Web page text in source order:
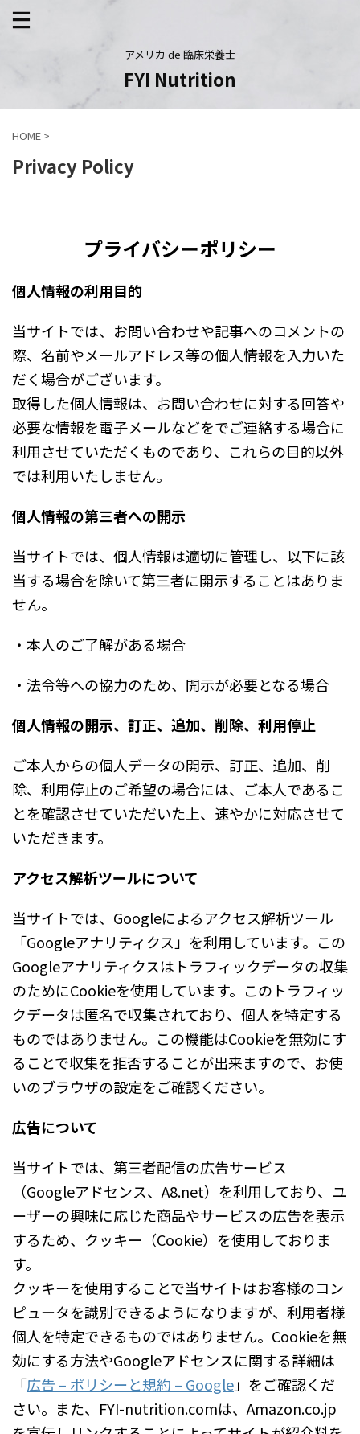
アメリカ de 臨床栄養士
FYI Nutrition
HOME >
Privacy Policy
プライバシーポリシー
個人情報の利用目的
当サイトでは、お問い合わせや記事へのコメントの
際、名前やメールアドレス等の個人情報を入力いた
だく場合がございます。
取得した個人情報は、お問い合わせに対する回答や
必要な情報を電子メールなどをでご連絡する場合に
利用させていただくものであり、これらの目的以外
では利用いたしません。
個人情報の第三者への開示
当サイトでは、個人情報は適切に管理し、以下に該
当する場合を除いて第三者に開示することはありま
せん。
・本人のご了解がある場合
・法令等への協力のため、開示が必要となる場合
個人情報の開示、訂正、追加、削除、利用停止
ご本人からの個人データの開示、訂正、追加、削
除、利用停止のご希望の場合には、ご本人であるこ
とを確認させていただいた上、速やかに対応させて
いただきます。
アクセス解析ツールについて
当サイトでは、Googleによるアクセス解析ツール
「Googleアナリティクス」を利用しています。この
Googleアナリティクスはトラフィックデータの収集
のためにCookieを使用しています。このトラフィッ
クデータは匿名で収集されており、個人を特定する
ものではありません。この機能はCookieを無効にす
ることで収集を拒否することが出来ますので、お使
いのブラウザの設定をご確認ください。
広告について
当サイトでは、第三者配信の広告サービス
（Googleアドセンス、A8.net）を利用しており、ユ
ーザーの興味に応じた商品やサービスの広告を表示
するため、クッキー（Cookie）を使用しておりま
す。
クッキーを使用することで当サイトはお客様のコン
ピュータを識別できるようになりますが、利用者様
個人を特定できるものではありません。Cookieを無
効にする方法やGoogleアドセンスに関する詳細は
「広告 – ポリシーと規約 – Google」をご確認くだ
さい。また、FYI-nutrition.comは、Amazon.co.jp